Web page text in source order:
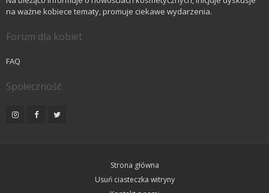
na ważne kobiece tematy, promuje ciekawe wydarzenia.
Forum dla kobiet
FAQ
Społeczność
Strona główna
Usuń ciasteczka witryny